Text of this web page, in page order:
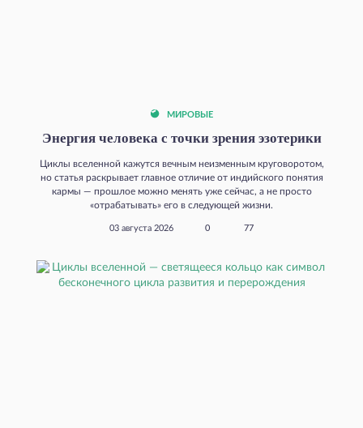
МИРОВЫЕ
Энергия человека с точки зрения эзотерики
Циклы вселенной кажутся вечным неизменным круговоротом,
но статья раскрывает главное отличие от индийского понятия
кармы — прошлое можно менять уже сейчас, а не просто
«отрабатывать» его в следующей жизни.
03 августа 2026 0 77